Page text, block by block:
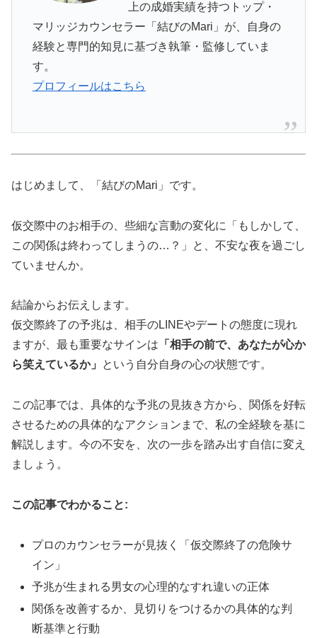
上の成婚実績を持つトップ・
マリッジカウンセラー「結びのMari」が、自身の
経験と専門的知見に基づき執筆・監修していま
す。
プロフィールはこちら
はじめまして、「結びのMari」です。
仮交際中のお相手の、些細な言動の変化に「もしかして、
この関係は終わってしまうの…？」と、不安な夜を過ごし
ていませんか。
結論からお伝えします。
仮交際終了の予兆は、相手のLINEやデートの態度に現れ
ますが、最も重要なサインは 「相手の前で、あなたが心か
ら笑えているか」
という自分自身の心の状態です。
この記事では、具体的な予兆の見抜き方から、関係を好転
させるための具体的なアクションまで、私の全経験を基に
解説します。今の不安を、次の一歩を踏み出す自信に変え
ましょう。
この記事でわかること:
プロのカウンセラーが見抜く「仮交際終了の危険サ
イン」
予兆が生まれる男女の心理的なすれ違いの正体
関係を改善するか、見切りをつけるかの具体的な判
断基準と行動